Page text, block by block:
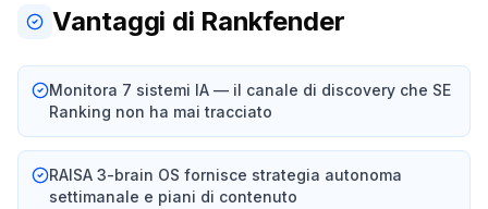
Vantaggi di Rankfender
Monitora 7 sistemi IA — il canale di discovery che SE
Ranking non ha mai tracciato
RAISA 3-brain OS fornisce strategia autonoma
settimanale e piani di contenuto